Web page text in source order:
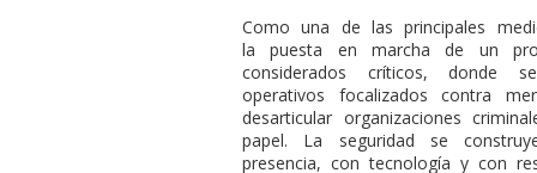
Como una de las principales
la puesta en marcha de un
considerados críticos, donde
operativos focalizados contra
desarticular organizaciones
papel. La seguridad se
presencia, con tecnología y con